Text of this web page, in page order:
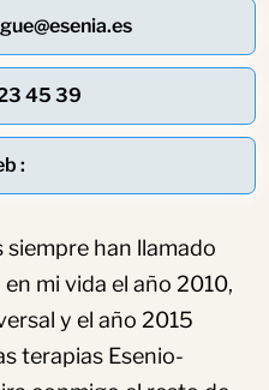
45 39
:
han llamado
mi vida el año 2010,
y el año 2015
terapias Esenio-